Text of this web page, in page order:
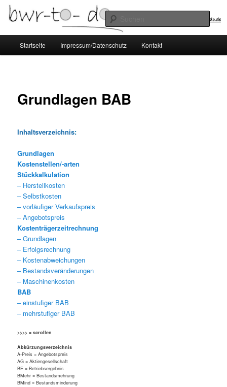
Zum
primären
springen
Betriebswirtschaftslehre zum Selbststudium
Startseite Impressum/Datenschutz Kontakt
Grundlagen BAB
Inhaltsverzeichnis:
Grundlagen
Kostenstellen/-arten
Stückkalkulation
– Herstellkosten
– Selbstkosten
– vorläufiger Verkaufspreis
– Angebotspreis
Kostenträgerzeitrechnung
– Grundlagen
– Erfolgsrechnung
– Kostenabweichungen
– Bestandsveränderungen
– Maschinenkosten
BAB
– einstufiger BAB
– mehrstufiger BAB
>>>> = scrollen
Abkürzungsverzeichnis
A-Preis = Angebotspreis
AG = Aktiengesellschaft
BE = Betriebsergebnis
BMehr = Bestandsmehrung
BMind = Bestandsminderung